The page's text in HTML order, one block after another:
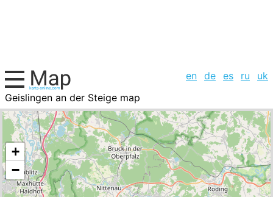
en de es ru
uk
Geislingen an der Steige map
Germany, cities list
+
−